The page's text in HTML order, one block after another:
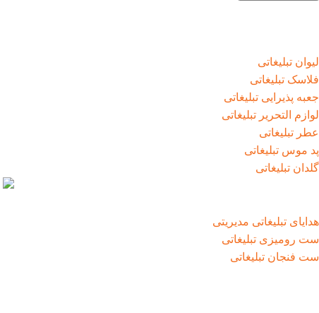
لیوان تبلیغاتی
فلاسک تبلیغاتی
جعبه پذیرایی تبلیغاتی
لوازم التحریر تبلیغاتی
عطر تبلیغاتی
پد موس تبلیغاتی
گلدان تبلیغاتی
هدایای تبلیغاتی مدیریتی
ست رومیزی تبلیغاتی
ست فنجان تبلیغاتی